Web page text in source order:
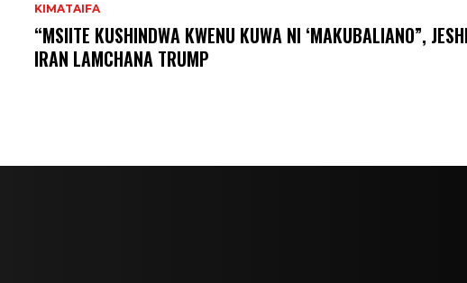
KIMATAIFA
“MSIITE KUSHINDWA KWENU KUWA NI ‘MAKUBALIANO”,
IRAN LAMCHANA TRUMP